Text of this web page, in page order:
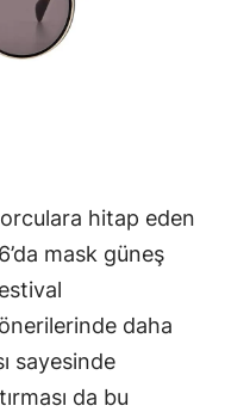
hitap eden
mask güneş
daha
sayesinde
da bu